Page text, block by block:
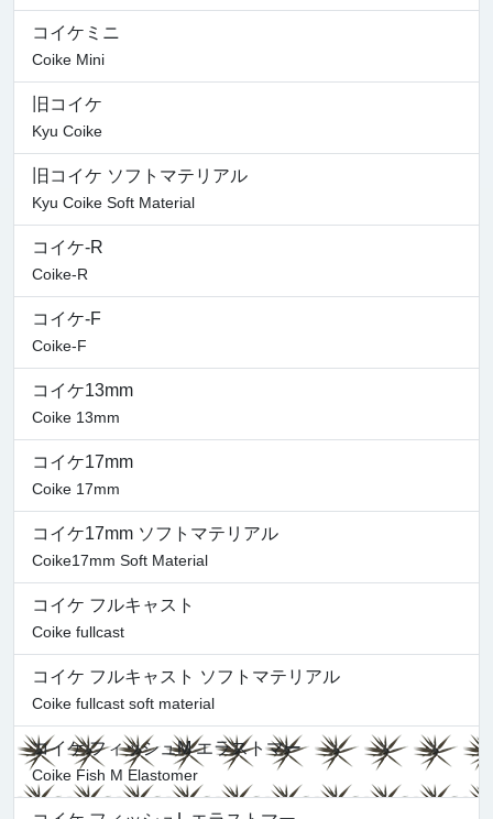
コイケミニ
Coike Mini
旧コイケ
Kyu Coike
旧コイケ ソフトマテリアル
Kyu Coike Soft Material
コイケ-R
Coike-R
コイケ-F
Coike-F
コイケ13mm
Coike 13mm
コイケ17mm
Coike 17mm
コイケ17mm ソフトマテリアル
Coike17mm Soft Material
コイケ フルキャスト
Coike fullcast
コイケ フルキャスト ソフトマテリアル
Coike fullcast soft material
コイケ フィッシュM エラストマー
Coike Fish M Elastomer